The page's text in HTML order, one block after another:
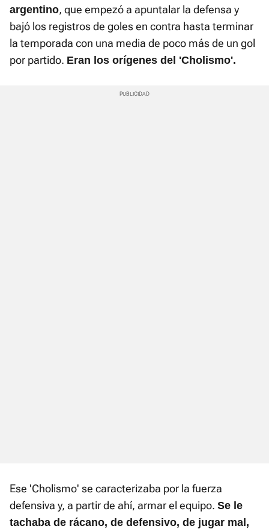
argentino, que empezó a apuntalar la defensa y
bajó los registros de goles en contra hasta terminar
la temporada con una media de poco más de un gol
por partido. Eran los orígenes del 'Cholismo'.
Ese 'Cholismo' se caracterizaba por la fuerza
defensiva y, a partir de ahí, armar el equipo. Se le
tachaba de rácano, de defensivo, de jugar mal,